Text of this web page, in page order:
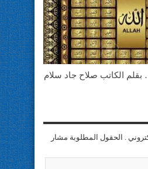
الكاتب صلاح جاد سلام
. الحقول المطلوبة مشار